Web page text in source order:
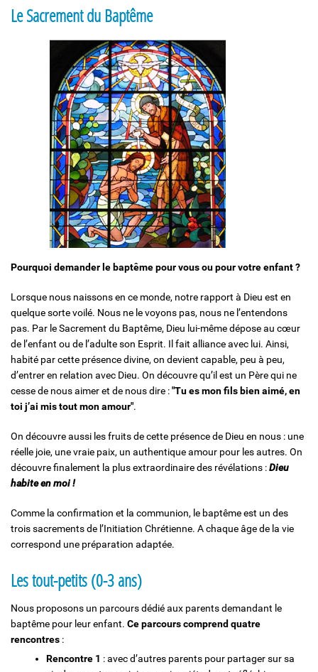
Solidarité et Mouvements
Le Sacrement du Baptême
Pourquoi demander le baptême pour vous ou pour votre enfant ?
Lorsque nous naissons en ce monde, notre rapport à Dieu est en
quelque sorte voilé. Nous ne le voyons pas, nous ne l’entendons
pas. Par le Sacrement du Baptême, Dieu lui-même dépose au cœur
de l’enfant ou de l’adulte son Esprit. Il fait alliance avec lui. Ainsi,
habité par cette présence divine, on devient capable, peu à peu,
d’entrer en relation avec Dieu. On découvre qu’il est un Père qui ne
cesse de nous aimer et de nous dire :"Tu es mon fils bien aimé, en
toi j’ai mis tout mon amour".
On découvre aussi les fruits de cette présence de Dieu en nous : une
réelle joie, une vraie paix, un authentique amour pour les autres. On
découvre finalement la plus extraordinaire des révélations :Dieu
habite en moi !
Comme la confirmation et la communion, le baptême est un des
trois sacrements de l’Initiation Chrétienne. A chaque âge de la vie
correspond une préparation adaptée.
Les tout-petits (0-3 ans)
Nous proposons un parcours dédié aux parents demandant le
baptême pour leur enfant. Ce parcours comprend quatre
rencontres :
Rencontre 1 : avec d’autres parents pour partager sur sa